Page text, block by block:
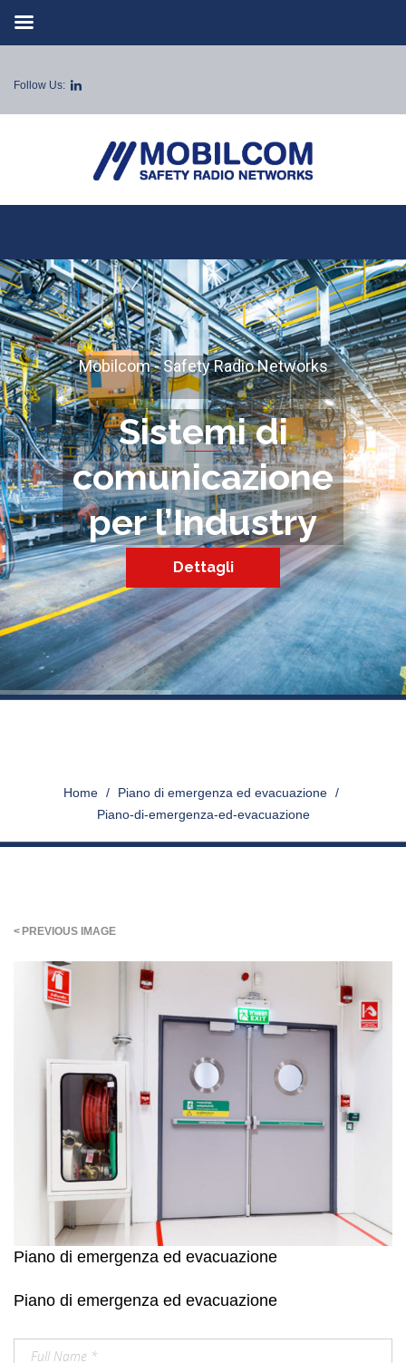
Follow Us:
Sistemi di
comunicazione
per l’Industry
Mobilcom - Safety Radio Networks
Dettagli
Home Piano di emergenza ed evacuazione
Piano-di-emergenza-ed-evacuazione
PREVIOUS IMAGE
Piano di emergenza ed evacuazione
Piano di emergenza ed evacuazione